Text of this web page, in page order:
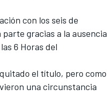
con los seis de
gracias a la ausencia
6 Horas del
el título, pero como
una circunstancia